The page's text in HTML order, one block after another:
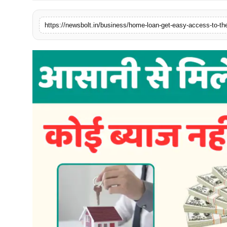
संपर्क करें
https://newsbolt.in/business/home-loan-get-easy-access-to-